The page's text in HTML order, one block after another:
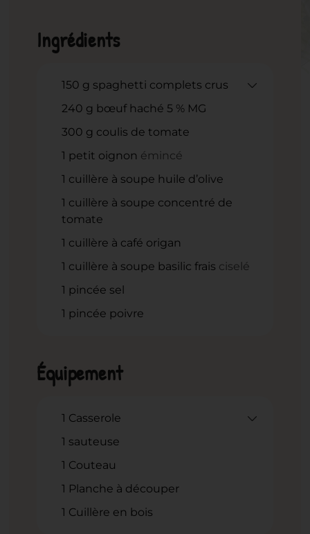
Ingrédients
150 g spaghetti complets crus
240 g bœuf haché 5 % MG
300 g coulis de tomate
1 petit oignon émincé
1 cuillère à soupe huile d’olive
1 cuillère à soupe concentré de
tomate
1 cuillère à café origan
1 cuillère à soupe basilic frais ciselé
1 pincée sel
1 pincée poivre
Équipement
1 Casserole
1 sauteuse
1 Couteau
1 Planche à découper
1 Cuillère en bois